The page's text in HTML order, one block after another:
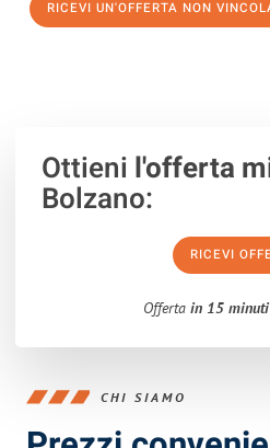
RICEVI UN'OFFERTA NON
Ottieni l'offerta
Bolzano:
RICEVI
Offerta in 15 minuti
CHI SIAMO